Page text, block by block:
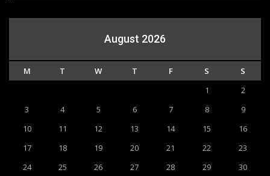
August 2026
M T W T F S
S
1
2
3
4 5 6 7 8
9
10
11 12 13 14 15
16
17
18 19 20 21 22
23
24
25 26 27 28 29 30